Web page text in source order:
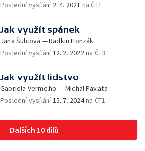
Poslední vysílání 2. 4. 2021 na ČT1
Jak využít spánek
Jana Šulcová — Radkin Honzák
Poslední vysílání12. 2. 2022na ČT3
Jak využít lidstvo
Gabriela Vermelho — Michal Pavlata
Poslední vysílání15. 7. 2024na ČT1
Dalších 10 dílů